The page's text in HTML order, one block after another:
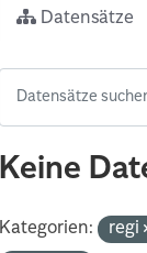
Datensätze
Keine
Kategorien: regi